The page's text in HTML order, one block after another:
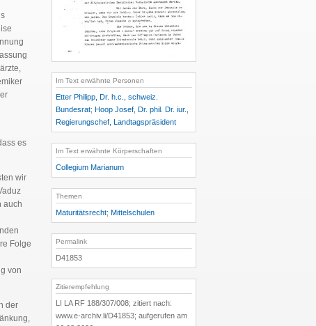
es
wir
auch
Folge
von
der
Im Text erwähnte Personen
Etter Philipp, Dr. h.c., schweiz.
Bundesrat; Hoop Josef, Dr. phil. Dr. iur.,
Regierungschef, Landtagspräsident
Im Text erwähnte Körperschaften
Collegium Marianum
Themen
Maturitätsrecht; Mittelschulen
Permalink
D41853
Zitierempfehlung
LI LA RF 188/307/008; zitiert nach:
www.e-archiv.li/D41853; aufgerufen am